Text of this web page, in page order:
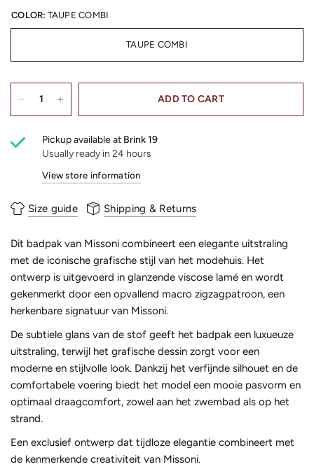
COLOR: TAUPE COMBI
TAUPE COMBI
ADD TO CART
Pickup available at Brink 19
Usually ready in 24 hours
View store information
Size guide Shipping & Returns
Dit badpak van Missoni combineert een elegante uitstraling
met de iconische grafische stijl van het modehuis. Het
ontwerp is uitgevoerd in glanzende viscose lamé en wordt
gekenmerkt door een opvallend macro zigzagpatroon, een
herkenbare signatuur van Missoni.
De subtiele glans van de stof geeft het badpak een luxueuze
uitstraling, terwijl het grafische dessin zorgt voor een
moderne en stijlvolle look. Dankzij het verfijnde silhouet en de
comfortabele voering biedt het model een mooie pasvorm en
optimaal draagcomfort, zowel aan het zwembad als op het
strand.
Een exclusief ontwerp dat tijdloze elegantie combineert met
de kenmerkende creativiteit van Missoni.